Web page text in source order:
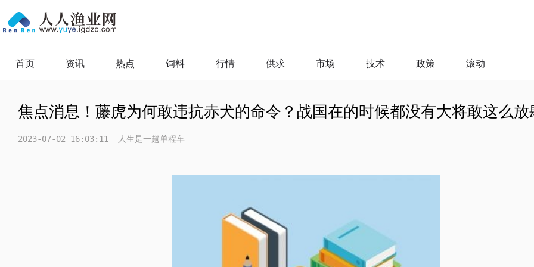
首页 资讯 热点 饲料 行情 供求 市场 技术 政策 滚动
焦点消息！藤虎为何敢违抗赤犬的命令？战国在的时候都没有大将敢这么放
2023-07-02 16:03:11 人生是一趟单程车